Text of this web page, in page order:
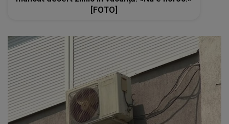
[FOTO]